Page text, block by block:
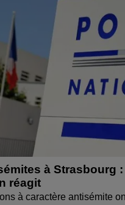
à Strasbourg
réagit
à caractère antisémite